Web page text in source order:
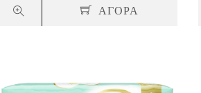
ΑΓΟΡΑ